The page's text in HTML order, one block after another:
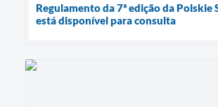
Regulamento da 7ª edição da Polskie
está disponível para consulta